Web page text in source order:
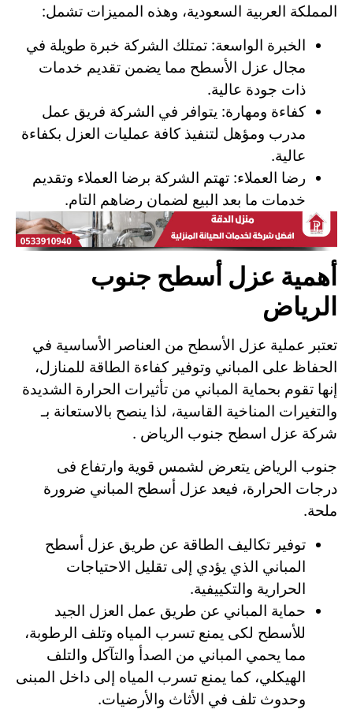
المملكة العربية السعودية، وهذه المميزات تشمل:
الخبرة الواسعة: تمتلك الشركة خبرة طويلة في
مجال عزل الأسطح مما يضمن تقديم خدمات
ذات جودة عالية.
كفاءة ومهارة: يتوافر في الشركة فريق عمل
مدرب ومؤهل لتنفيذ كافة عمليات العزل بكفاءة
عالية.
رضا العملاء: تهتم الشركة برضا العملاء وتقديم
خدمات ما بعد البيع لضمان رضاهم التام.
أهمية عزل أسطح جنوب
الرياض
تعتبر عملية عزل الأسطح من العناصر الأساسية في
الحفاظ على المباني وتوفير كفاءة الطاقة للمنازل،
إنها تقوم بحماية المباني من تأثيرات الحرارة الشديدة
والتغيرات المناخية القاسية، لذا ينصح بالاستعانة بـ
شركة عزل اسطح جنوب الرياض .
جنوب الرياض يتعرض لشمس قوية وارتفاع فى
درجات الحرارة، فيعد عزل أسطح المباني ضرورة
ملحة.
توفير تكاليف الطاقة عن طريق عزل أسطح
المباني الذي يؤدي إلى تقليل الاحتياجات
الحرارية والتكييفية.
حماية المباني عن طريق عمل العزل الجيد
للأسطح لكى يمنع تسرب المياه وتلف الرطوبة،
مما يحمي المباني من الصدأ والتآكل والتلف
الهيكلي، كما يمنع تسرب المياه إلى داخل المبنى
وحدوث تلف في الأثاث والأرضيات.